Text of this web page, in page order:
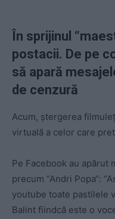
În sprijinul
postacii. De pe
să apară
de cenzură
Acum, ștergerea
virtuală a celor care
Pe Facebook au apărut
precum “Andri Popa“:
youtube toate pastilele
Balint fiindcă este o